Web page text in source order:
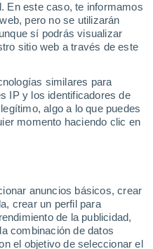
En este caso, te informamos
pero no se utilizarán
sí podrás visualizar
sitio web a través de este
similares para
IP y los identificadores de
algo a lo que puedes
momento haciendo clic en
anuncios básicos, crear
crear un perfil para
de la publicidad,
combinación de datos
el objetivo de seleccionar el